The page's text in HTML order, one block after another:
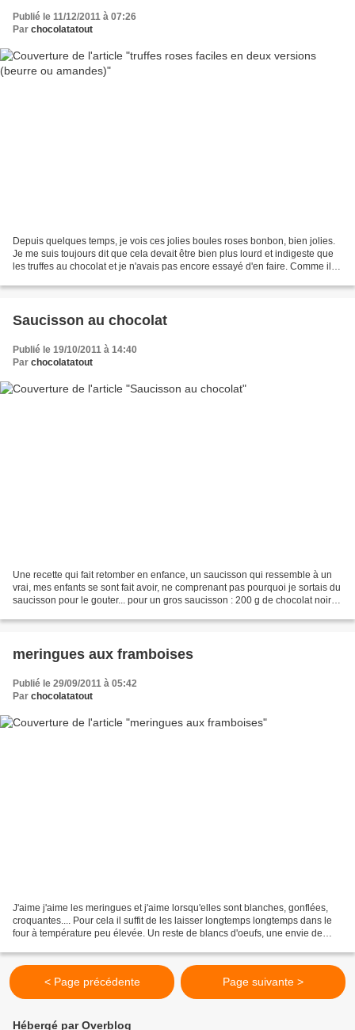
Publié le 11/12/2011 à 07:26
Par chocolatatout
Depuis quelques temps, je vois ces jolies boules roses bonbon, bien jolies.
Je me suis toujours dit que cela devait être bien plus lourd et indigeste que
les truffes au chocolat et je n'avais pas encore essayé d'en faire. Comme il
Saucisson au chocolat
Publié le 19/10/2011 à 14:40
Par chocolatatout
Une recette qui fait retomber en enfance, un saucisson qui ressemble à un
vrai, mes enfants se sont fait avoir, ne comprenant pas pourquoi je sortais du
saucisson pour le gouter... pour un gros saucisson : 200 g de chocolat noir
meringues aux framboises
Publié le 29/09/2011 à 05:42
Par chocolatatout
J'aime j'aime les meringues et j'aime lorsqu'elles sont blanches, gonflées,
croquantes.... Pour cela il suffit de les laisser longtemps longtemps dans le
four à température peu élevée. Un reste de blancs d'oeufs, une envie de
< Page précédente Page suivante >
Hébergé par Overblog